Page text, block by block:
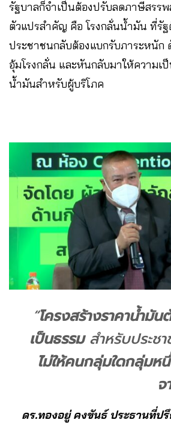
รัฐบาลก็จำเป็นต้องปรับลดภาษีสรร
ตัวแปรสำคัญ คือ โรงกลั่นน้ำมัน ที่รั
ประชาชนกลับต้องแบกรับภาระหนัก
อุ้มโรงกลั่น และหันกลับมาให้ความเ
น้ำมันสำหรับผู้บริโภค
“โครงสร้างราคาน้ำมั
เป็นธรรมสำหรับประชา
ไม่ให้คนกลุ่มใดกลุ่มห
ดร.ทองอยู่ คงขันธ์ ประธานที่ป